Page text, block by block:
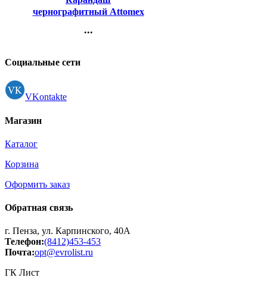
чернографитный Attomex
корпус пластиковый
...
Регистрация
Социальные сети
VKontakte
Магазин
Каталог
Корзина
Оформить заказ
Обратная связь
г. Пенза, ул. Карпинского, 40А
Телефон:(8412)453-453
Почта:opt@evrolist.ru
ГК Лист